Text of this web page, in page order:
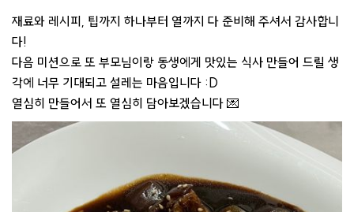
재료와 레시피, 팁까지 하나부터 열까지 다 준비해 주셔서 감사합니
다!
다음 미션으로 또 부모님이랑 동생에게 맛있는 식사 만들어 드릴 생
각에 너무 기대되고 설레는 마음입니다 :D
열심히 만들어서 또 열심히 담아보겠습니다 💌